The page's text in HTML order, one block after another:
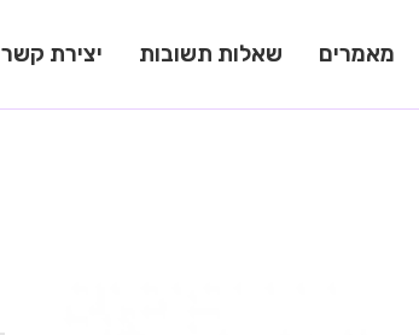
מאמרים שאלות תשובות יצירת קשר